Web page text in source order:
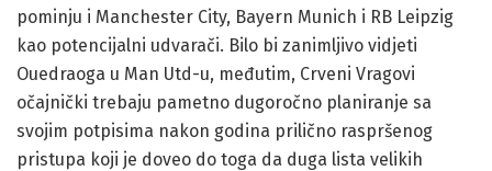
pominju i Manchester City, Bayern Munich i RB Leipzig
kao potencijalni udvarači. Bilo bi zanimljivo vidjeti
Ouedraoga u Man Utd-u, međutim, Crveni Vragovi
očajnički trebaju pametno dugoročno planiranje sa
svojim potpisima nakon godina prilično raspršenog
pristupa koji je doveo do toga da duga lista velikih